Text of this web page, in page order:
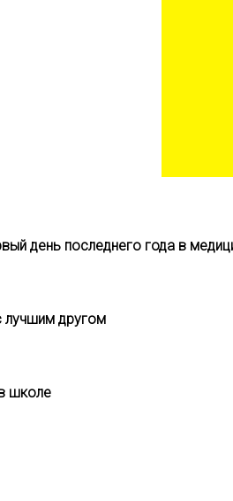
день последнего года в
лучшим другом
школе